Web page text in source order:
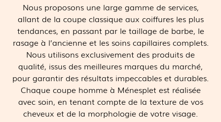
Nous proposons une large gamme de services,
allant de la coupe classique aux coiffures les plus
tendances, en passant par le taillage de barbe, le
rasage à l’ancienne et les soins capillaires complets.
Nous utilisons exclusivement des produits de
qualité, issus des meilleures marques du marché,
pour garantir des résultats impeccables et durables.
Chaque coupe homme à Ménesplet est réalisée
avec soin, en tenant compte de la texture de vos
cheveux et de la morphologie de votre visage.